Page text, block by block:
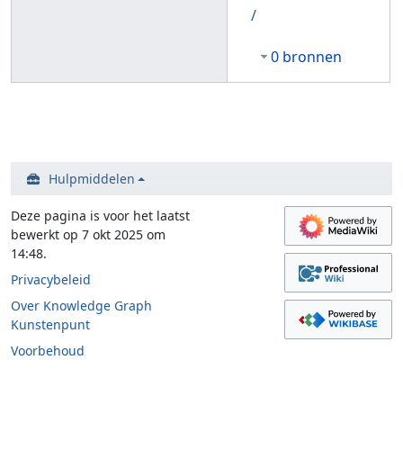
/
0 bronnen
Hulpmiddelen
Deze pagina is voor het laatst
bewerkt op 7 okt 2025 om
14:48.
Privacybeleid
Over Knowledge Graph
Kunstenpunt
Voorbehoud